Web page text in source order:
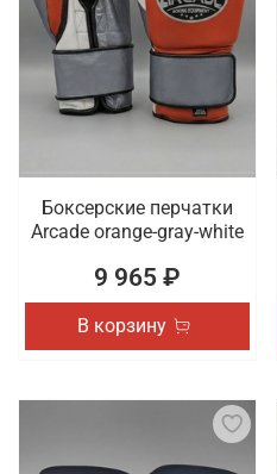
Боксерские перчатки
Arcade orange-gray-white
9 965 ₽
В корзину